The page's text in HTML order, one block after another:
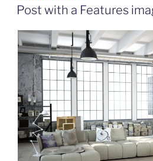
ON
Post with a Features